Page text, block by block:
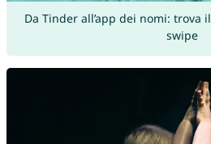
Da Tinder all’app dei nomi: trova
swipe